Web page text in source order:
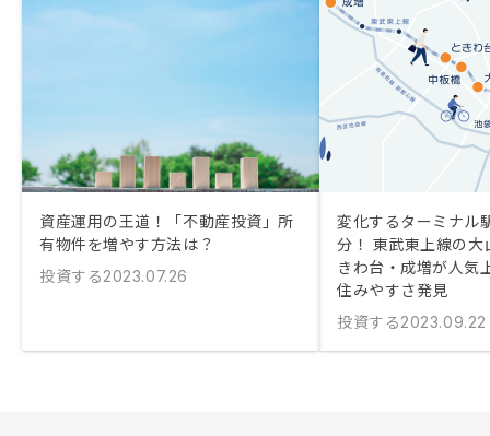
資産運用の王道！「不動産投資」所
有物件を増やす方法は？
投資する2023.07.26
変化するターミナル
分！ 東武東上線の
きわ台・成増が人気
住みやすさ発見
投資する2023.09.22